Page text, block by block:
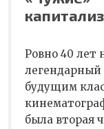
Ровно 40 лет
будущим
была вторая